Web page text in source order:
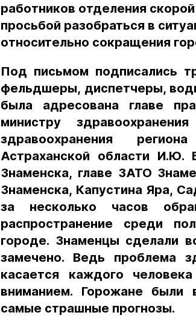
работников отделения
просьбой разобраться в
относительно сокращения
Под письмом подписались
фельдшеры, диспетчеры,
была адресована главе
министру
здравоохранения
Астраханской области И.Ю.
Знаменска, главе ЗАТО
Знаменска, Капустина Яра,
за несколько часов
распространение среди
городе. Знаменцы сделали
замечено. Ведь проблема
касается каждого
вниманием. Горожане были
самые страшные прогнозы.